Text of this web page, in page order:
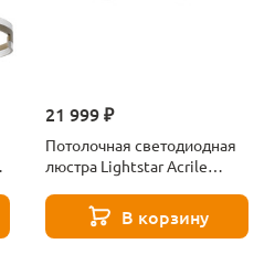
21 999 ₽
Потолочная светодиодная
люстра Lightstar Acrile
В корзину